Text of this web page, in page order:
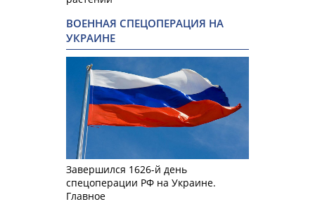
ВОЕННАЯ СПЕЦОПЕРАЦИЯ НА
УКРАИНЕ
Завершился 1626-й день
спецоперации РФ на Украине.
Главное